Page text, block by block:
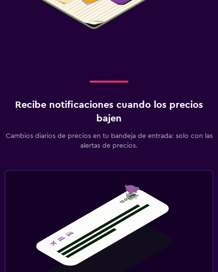
Recibe notificaciones cuando los precios
bajen
Cambios diarios de precios en tu bandeja de entrada: solo con las
alertas de precios.